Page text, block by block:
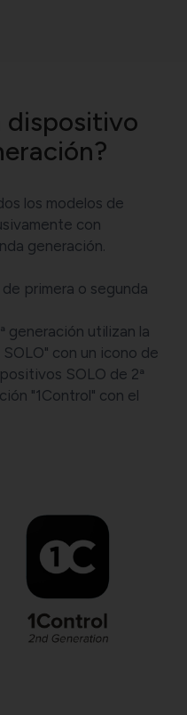
dispositivo
los modelos de
con
generación.
primera o segunda
generación utilizan la
con un icono de
SOLO de 2ª
"1Control" con el